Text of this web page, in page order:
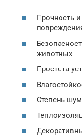
Прочность
животных
Простота
Степень